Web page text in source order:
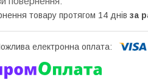
товару протягом 14 днів за